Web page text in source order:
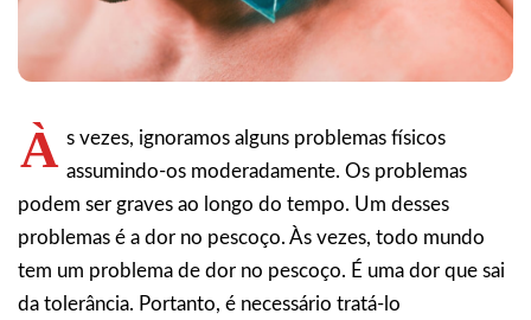
À s vezes, ignoramos alguns problemas físicos
assumindo-os moderadamente. Os problemas
podem ser graves ao longo do tempo. Um desses
problemas é a dor no pescoço. Às vezes, todo mundo
tem um problema de dor no pescoço. É uma dor que sai
da tolerância. Portanto, é necessário tratá-lo